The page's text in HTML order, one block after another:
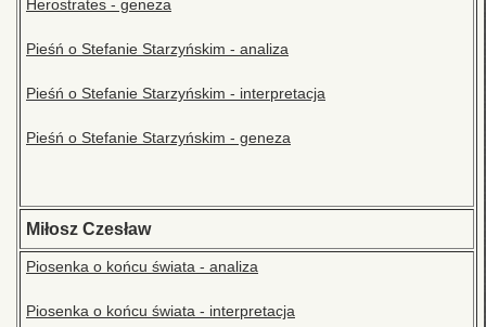
Herostrates - geneza
Pieśń o Stefanie Starzyńskim - analiza
Pieśń o Stefanie Starzyńskim - interpretacja
Pieśń o Stefanie Starzyńskim - geneza
Miłosz Czesław
Piosenka o końcu świata - analiza
Piosenka o końcu świata - interpretacja